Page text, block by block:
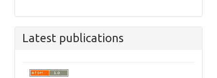
Latest publications